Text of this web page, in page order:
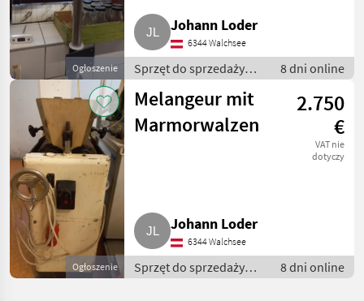
Ogłoszenie
Johann Loder
6344 Walchsee
Sprzęt do sprzedaży
pośredniej / Inny sprzęt
do sprzedaży
pośredniej
8 dni online
Ogłoszenie
Melangeur mit
Marmorwalzen
2.750
€
VAT nie
dotyczy
Johann Loder
6344 Walchsee
Sprzęt do sprzedaży
pośredniej / Inny sprzęt
8 dni online